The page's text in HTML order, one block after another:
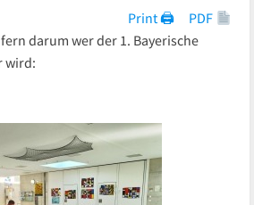
Print 🖨
PDF
darum wer der 1. Bayerische
wird: